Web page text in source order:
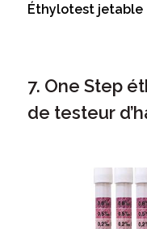
Éthylotest jetable
7. One Step
de testeur